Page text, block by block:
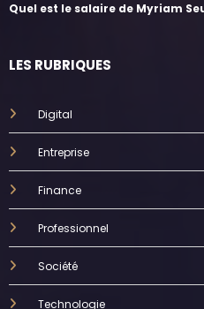
Quel est le salaire de Myriam
LES RUBRIQUES
Digital
Entreprise
Finance
Professionnel
Société
Technologie